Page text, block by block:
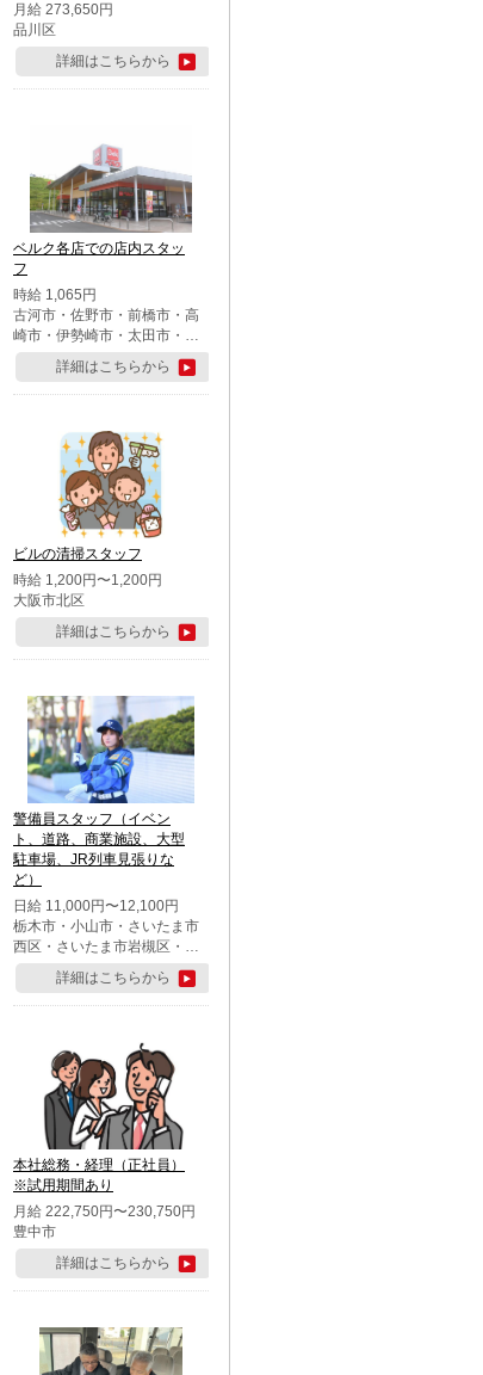
月給 273,650円
品川区
詳細はこちらから
ベルク各店での店内スタッ
フ
時給 1,065円
古河市・佐野市・前橋市・高
崎市・伊勢崎市・太田市・館
林市・藤岡市・大泉町・さい
たま市北区・川越市・熊谷
市・行田市・秩父市・所沢
市・鶴ケ島市・千葉市中央
区・市川市・松戸市・習志野
市・柏市・流山市・八千代
市・足立区・江戸川区・八王
子市・町田市
詳細はこちらから
ビルの清掃スタッフ
時給 1,200円〜1,200円
大阪市北区
詳細はこちらから
警備員スタッフ（イベン
ト、道路、商業施設、大型
駐車場、JR列車見張りな
ど）
日給 11,000円〜12,100円
栃木市・小山市・さいたま市
西区・さいたま市岩槻区・久
喜市・蓮田市
詳細はこちらから
本社総務・経理（正社員）
※試用期間あり
月給 222,750円〜230,750円
豊中市
詳細はこちらから